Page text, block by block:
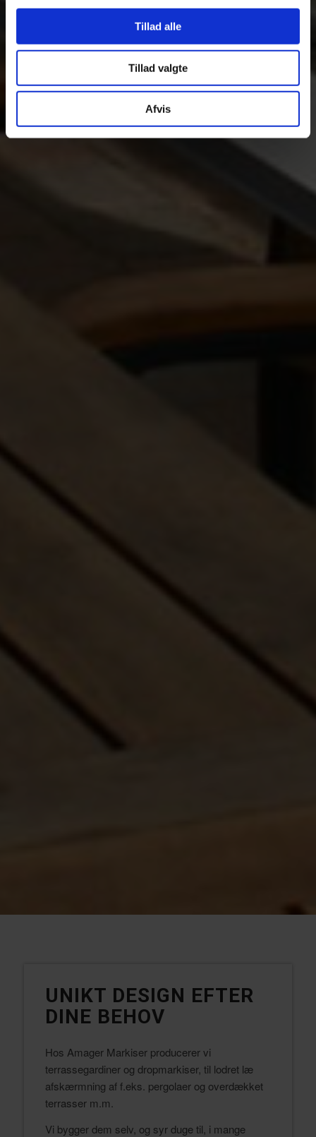
Tillad alle
Tillad valgte
Afvis
UNIKT DESIGN EFTER
DINE BEHOV
Hos Amager Markiser producerer vi
terrassegardiner og dropmarkiser, til lodret læ
afskærmning af f.eks. pergolaer og overdækket
terrasser m.m.
Vi bygger dem selv, og syr duge til, i mange